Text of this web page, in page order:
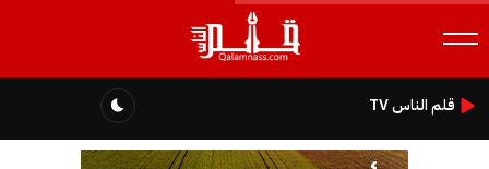
قلم الناس TV